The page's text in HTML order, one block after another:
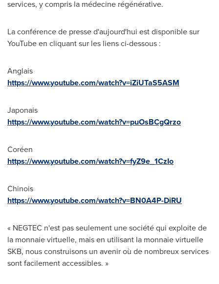
services, y compris la médecine régénérative.
La conférence de presse d'aujourd'hui est disponible sur
YouTube en cliquant sur les liens ci-dessous :
Anglais
https://www.youtube.com/watch?v=iZiUTaS5ASM
Japonais
https://www.youtube.com/watch?v=puOsBCgQrzo
Coréen
https://www.youtube.com/watch?v=fyZ9e_1CzIo
Chinois
https://www.youtube.com/watch?v=BN0A4P-DiRU
« NEGTEC n'est pas seulement une société qui exploite de
la monnaie virtuelle, mais en utilisant la monnaie virtuelle
SKB, nous construisons un avenir où de nombreux services
sont facilement accessibles. »